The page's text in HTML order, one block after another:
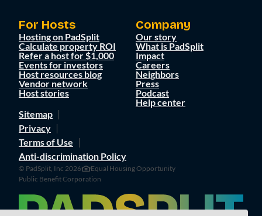
For Hosts
Hosting on PadSplit
Calculate property ROI
Refer a host for $1,000
Events for investors
Host resources blog
Vendor network
Host stories
Company
Our story
What is PadSplit
Impact
Careers
Neighbors
Press
Podcast
Help center
Sitemap
Privacy
Terms of Use
Anti-discrimination Policy
© PadSplit, Inc 2026
Equal Housing Opportunity
Public Benefit Corporation